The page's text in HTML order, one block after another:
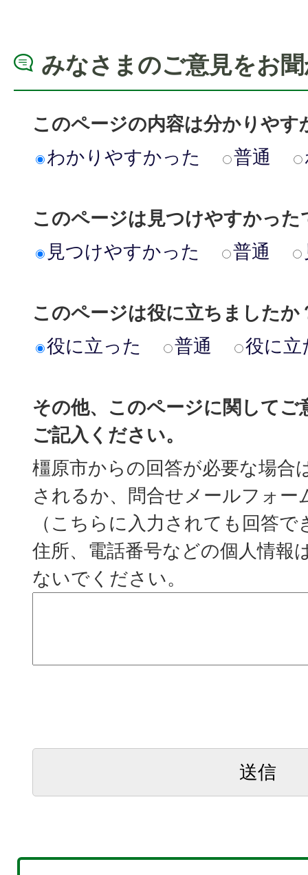
みなさまのご意見をお
このページの内容は分かりやす
わかりやすかった
普通
このページは見つけやすかった
見つけやすかった
普通
このページは役に立ちましたか
役に立った
普通 役に立
その他、このページに関してご
ご記入ください。
橿原市からの回答が必要な場合
されるか、問合せメールフォー
（こちらに入力されても回答
住所、電話番号などの個人情報
ないでください。